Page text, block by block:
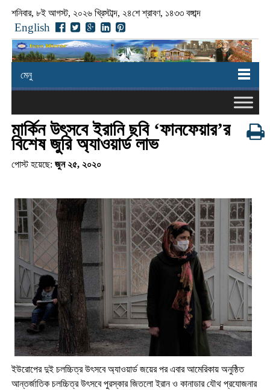
শনিবার, ৮ই আগস্ট, ২০২৬ খ্রিস্টাব্দ, ২৪শে শ্রাবণ, ১৪৩৩ বঙ্গাব্দ
English
মেনু
মার্কিন উৎসবে ইরানি ছবি ‘ফানফেয়ার’র
বিশেষ জুরি অ্যাওয়ার্ড লাভ
পোস্ট হয়েছে: জুন ২৫, ২০২০
ইউরোপের দুই চলচ্চিত্র উৎসবে অ্যাওয়ার্ড জয়ের পর এবার আমেরিকায় অনুষ্ঠিত
আন্তর্জাতিক চলচ্চিত্র উৎসবে পুরস্কার জিতলো ইরান ও কানাডার যৌথ প্রযোজনার